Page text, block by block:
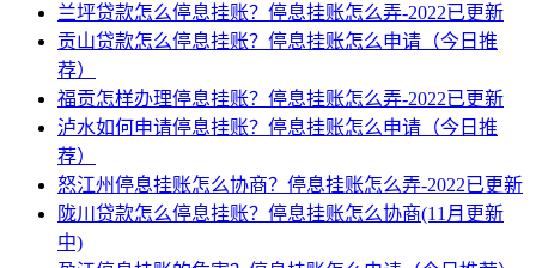
兰坪贷款怎么停息挂账？停息挂账怎么弄-2022已更新
贡山贷款怎么停息挂账？停息挂账怎么申请（今日推
荐）
福贡怎样办理停息挂账？停息挂账怎么弄-2022已更新
泸水如何申请停息挂账？停息挂账怎么申请（今日推
荐）
怒江州停息挂账怎么协商？停息挂账怎么弄-2022已更新
陇川贷款怎么停息挂账？停息挂账怎么协商(11月更新
中)